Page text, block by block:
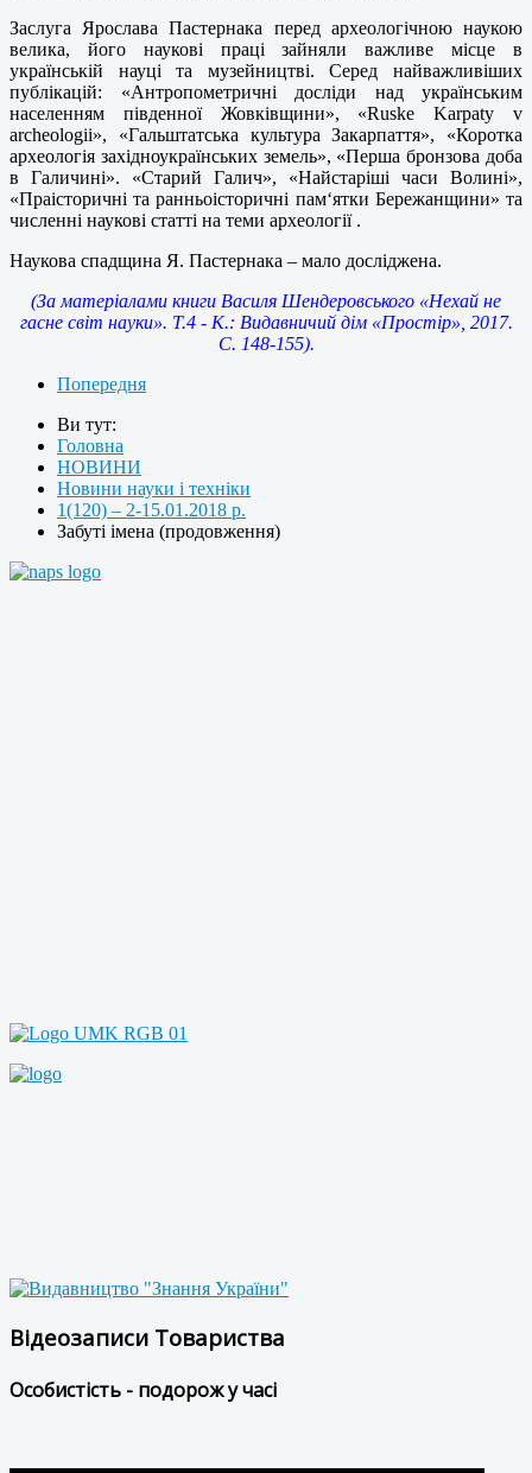
Заслуга Ярослава Пастернака перед археологічною наукою
велика, його наукові праці зайняли важливе місце в
українській науці та музейництві. Серед найважливіших
публікацій: «Антропометричні досліди над українським
населенням південної Жовківщини», «Ruske Karpaty v
archeologii», «Гальштатська культура Закарпаття», «Коротка
археологія західноукраїнських земель», «Перша бронзова доба
в Галичині». «Старий Галич», «Найстаріші часи Волині»,
«Праісторичні та ранньоісторичні пам‘ятки Бережанщини» та
численні наукові статті на теми археології .
Наукова спадщина Я. Пастернака – мало досліджена.
(За матеріалами книги Василя Шендеровського «Нехай не
гасне світ науки». Т.4 - К.: Видавничий дім «Простір», 2017.
С. 148-155).
Попередня
Ви тут:
Головна
НОВИНИ
Новини науки і техніки
1(120) – 2-15.01.2018 р.
Забуті імена (продовження)
Відеозаписи Товариства
Особистість - подорож у часі